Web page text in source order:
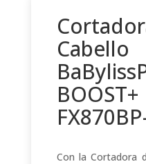
Cabello
Con la Cortadora